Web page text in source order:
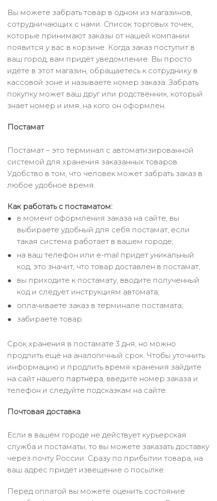
Вы можете забрать товар в одном из магазинов,
сотрудничающих с нами. Список торговых точек,
которые принимают заказы от нашей компании
появится у вас в корзине. Когда заказ поступит в
ваш город, вам придёт уведомление. Вы просто
идёте в этот магазин, обращаетесь к сотруднику в
кассовой зоне и называете номер заказа. Забрать
покупку может ваш друг или родственник, который
знает номер и имя, на кого он оформлен.
Постамат
Постамат – это терминал с автоматизированной
системой для хранения заказанных товаров.
Удобство в том, что человек может забрать заказ в
любое удобное время.
Как работать с постаматом:
в момент оформления заказа на сайте, вы
выбираете удобный для себя постамат, если
такая система работает в вашем городе;
на ваш телефон или e-mail придет уникальный
код, это значит, что товар доставлен в постамат;
вы приходите к постамату, вводите полученный
код и следует инструкциям автомата;
оплачиваете заказ в терминале постамата;
забираете товар.
Срок хранения в постамате 3 дня, но можно
продлить ещё на аналогичный срок. Чтобы уточнить
информацию и продлить время хранения зайдите
на сайт нашего партнера, введите номер заказа и
телефон и следуйте подсказкам на сайте.
Почтовая доставка
Если в вашем городе не действует курьерская
служба и постаматы, то вы можете заказать доставку
через почту России. Сразу по прибытии товара, на
ваш адрес придет извещение о посылке.
Перед оплатой вы можете оценить состояние